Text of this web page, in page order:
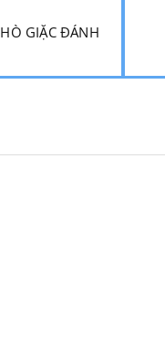
GIẶC ĐÁNH